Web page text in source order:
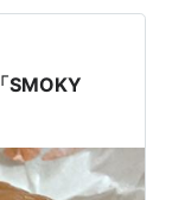
SMOKY